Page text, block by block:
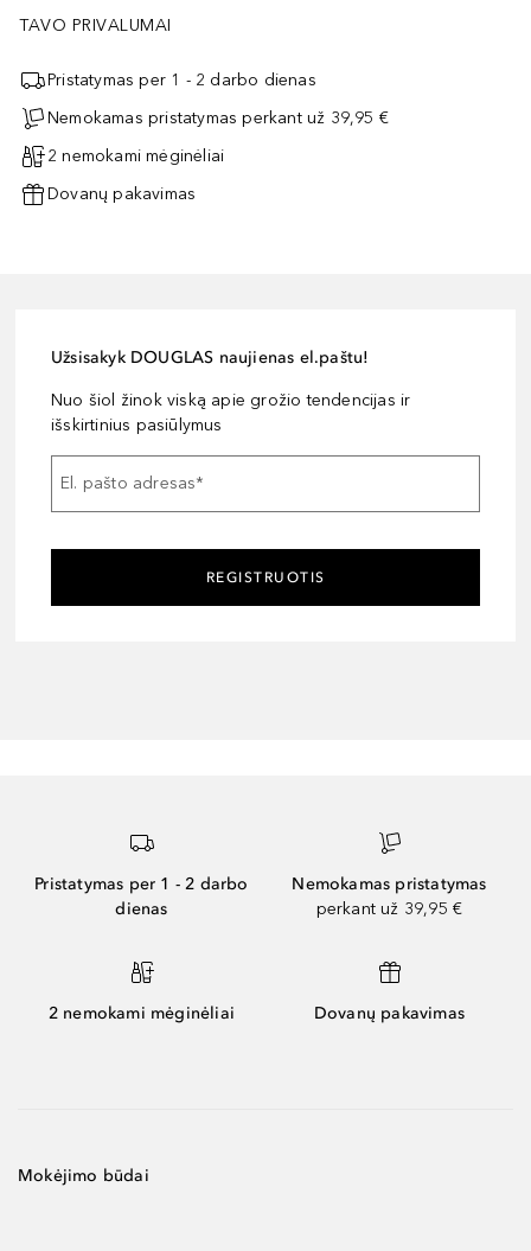
TAVO PRIVALUMAI
Pristatymas per 1 - 2 darbo dienas
Nemokamas pristatymas perkant už 39,95 €
2 nemokami mėginėliai
Dovanų pakavimas
Užsisakyk DOUGLAS naujienas el.paštu!
Nuo šiol žinok viską apie grožio tendencijas ir
išskirtinius pasiūlymus
El. pašto adresas*
REGISTRUOTIS
Pristatymas per 1 - 2 darbo
dienas
Nemokamas pristatymas
perkant už 39,95 €
2 nemokami mėginėliai Dovanų pakavimas
Mokėjimo būdai